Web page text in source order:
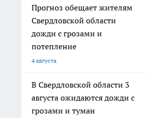
Прогноз обещает жителям
Свердловской области
дожди с грозами и
потепление
4 августа
В Свердловской области 3
августа ожидаются дожди с
грозами и туман